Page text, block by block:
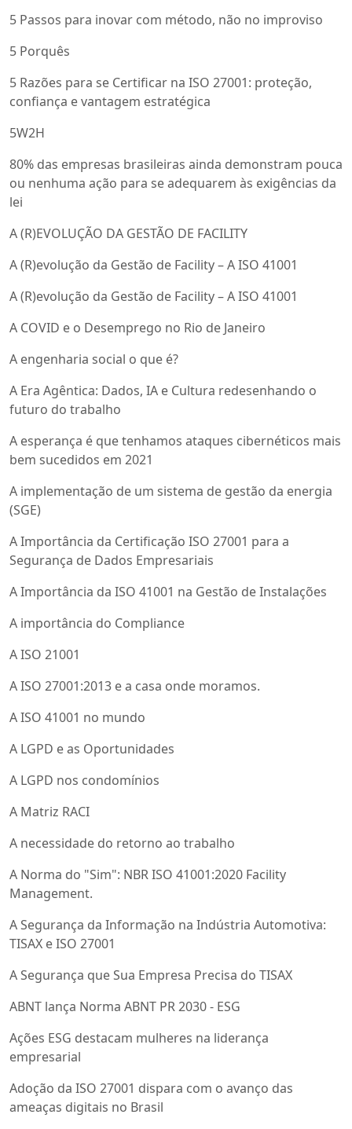
5 Passos para inovar com método, não no improviso
5 Porquês
5 Razões para se Certificar na ISO 27001: proteção,
confiança e vantagem estratégica
5W2H
80% das empresas brasileiras ainda demonstram pouca
ou nenhuma ação para se adequarem às exigências da
lei
A (R)EVOLUÇÃO DA GESTÃO DE FACILITY
A (R)evolução da Gestão de Facility – A ISO 41001
A (R)evolução da Gestão de Facility – A ISO 41001
A COVID e o Desemprego no Rio de Janeiro
A engenharia social o que é?
A Era Agêntica: Dados, IA e Cultura redesenhando o
futuro do trabalho
A esperança é que tenhamos ataques cibernéticos mais
bem sucedidos em 2021
A implementação de um sistema de gestão da energia
(SGE)
A Importância da Certificação ISO 27001 para a
Segurança de Dados Empresariais
A Importância da ISO 41001 na Gestão de Instalações
A importância do Compliance
A ISO 21001
A ISO 27001:2013 e a casa onde moramos.
A ISO 41001 no mundo
A LGPD e as Oportunidades
A LGPD nos condomínios
A Matriz RACI
A necessidade do retorno ao trabalho
A Norma do "Sim": NBR ISO 41001:2020 Facility
Management.
A Segurança da Informação na Indústria Automotiva:
TISAX e ISO 27001
A Segurança que Sua Empresa Precisa do TISAX
ABNT lança Norma ABNT PR 2030 - ESG
Ações ESG destacam mulheres na liderança
empresarial
Adoção da ISO 27001 dispara com o avanço das
ameaças digitais no Brasil